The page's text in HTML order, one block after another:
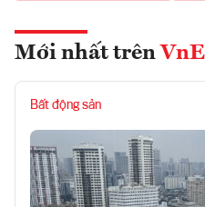
Mới nhất trên
Bất động sản